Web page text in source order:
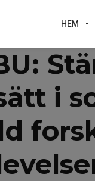
HEM
i